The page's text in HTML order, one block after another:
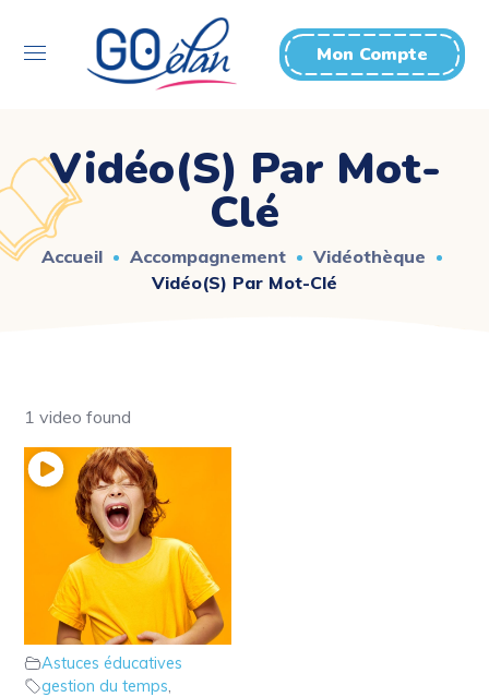
Mon Compte
Vidéo(s) Par Mot-
Clé
Accueil Accompagnement
Vidéothèque
Vidéo(s) Par Mot-Clé
1 video found
3 – Astuce éducative:
le time out pour gérer
les crises
Astuces éducatives
gestion du temps,